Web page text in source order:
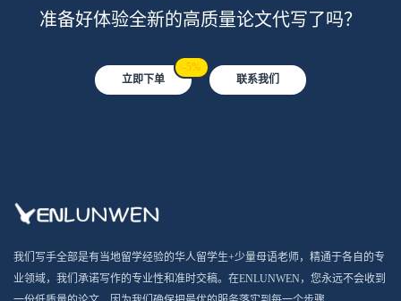
准备好体验全新的高质量论文代写了吗？
立即下单
-5%
联系我们
我们写手全部是有当地留学经验的华人留学生+少量母语老师，精通于各自的专
业领域，我们承诺写作的专业性和准时交稿。在ENLUNWEN，您永远不会收到